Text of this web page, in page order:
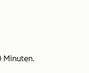
Minuten.